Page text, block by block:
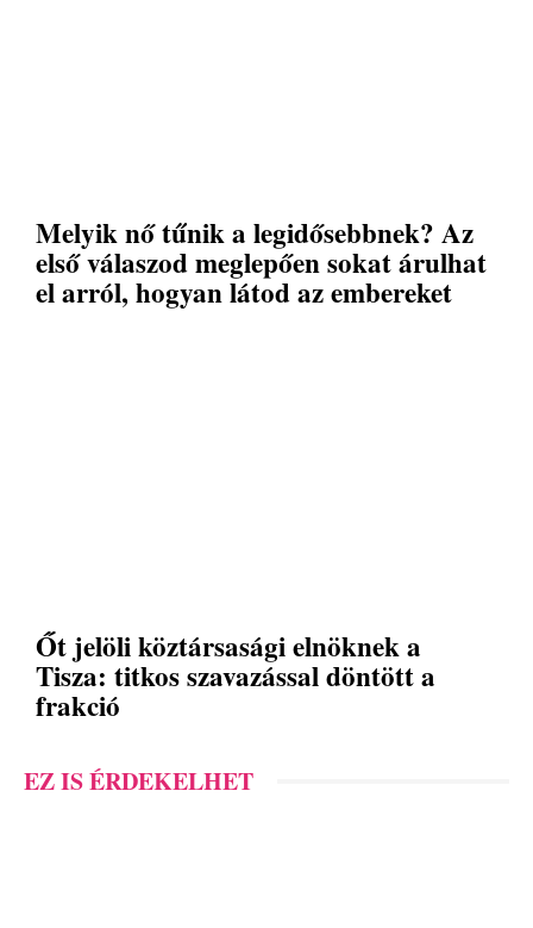
Melyik nő tűnik a legidősebbnek? Az
első válaszod meglepően sokat árulhat
el arról, hogyan látod az embereket
Őt jelöli köztársasági elnöknek a
Tisza: titkos szavazással döntött a
frakció
EZ IS ÉRDEKELHET